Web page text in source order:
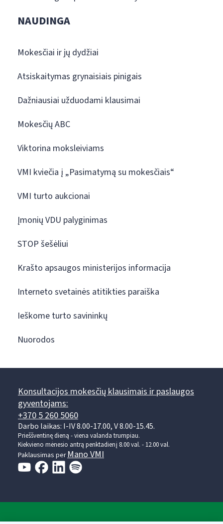
NAUDINGA
Mokesčiai ir jų dydžiai
Atsiskaitymas grynaisiais pinigais
Dažniausiai užduodami klausimai
Mokesčių ABC
Viktorina moksleiviams
VMI kviečia į „Pasimatymą su mokesčiais“
VMI turto aukcionai
Įmonių VDU palyginimas
STOP šešėliui
Krašto apsaugos ministerijos informacija
Interneto svetainės atitikties paraiška
Ieškome turto savininkų
Nuorodos
Konsultacijos mokesčių klausimais ir paslaugos
gyventojams:
+370 5 260 5060
Darbo laikas: I-IV 8.00-17.00, V 8.00-15.45.
Prieššventinę dieną - viena valanda trumpiau.
Kiekvieno mėnesio antrą penktadienį 8.00 val. - 12.00 val.
Paklausimas per Mano VMI